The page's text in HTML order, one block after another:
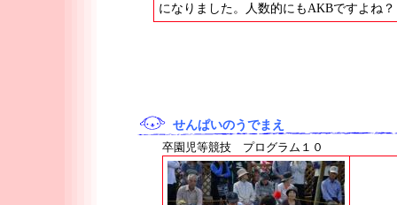
になりました。人数的にもAKBですよね？
せんぱいのうでまえ
卒園児等競技 プログラム１０